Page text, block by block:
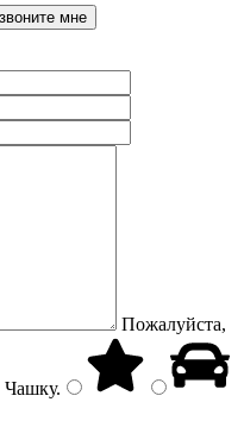
Пожалуйста,
Чашку.